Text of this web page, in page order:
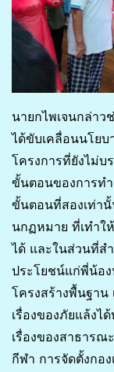
นายกไพเจนกล่าว
ได้ขับเคลื่อนนโยบ
โครงการที่ยังไม่บ
ขั้นตอนของการท
ขั้นตอนที่สองเท่า
นกฏหมาย ที่เทำใ
ได้ และในส่วนที่ส
ประโยชน์แก่พี่น้อง
โครงสร้างพื้นฐา
เรื่องของภัยแล้งไ
เรื่องของสาธารณ
กีฬา การจัดตั้งกอ